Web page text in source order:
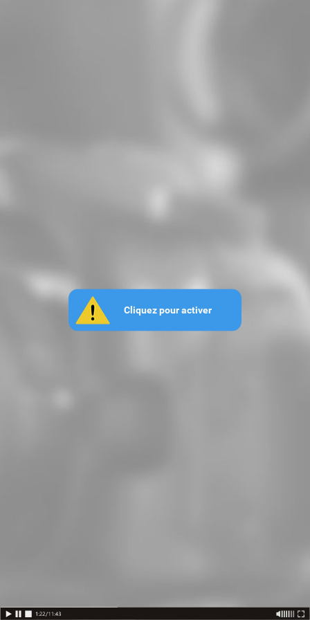
Cliquez pour activer